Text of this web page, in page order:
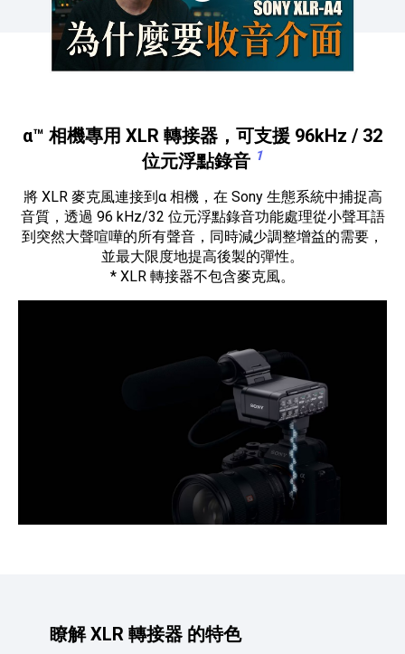
α™ 相機專用 XLR 轉接器，可支援 96kHz / 32
位元浮點錄音 1
將 XLR 麥克風連接到α 相機，在 Sony 生態系統中捕捉高
音質，透過 96 kHz/32 位元浮點錄音功能處理從小聲耳語
到突然大聲喧嘩的所有聲音，同時減少調整增益的需要，
並最大限度地提高後製的彈性。
* XLR 轉接器不包含麥克風。
瞭解 XLR 轉接器 的特色